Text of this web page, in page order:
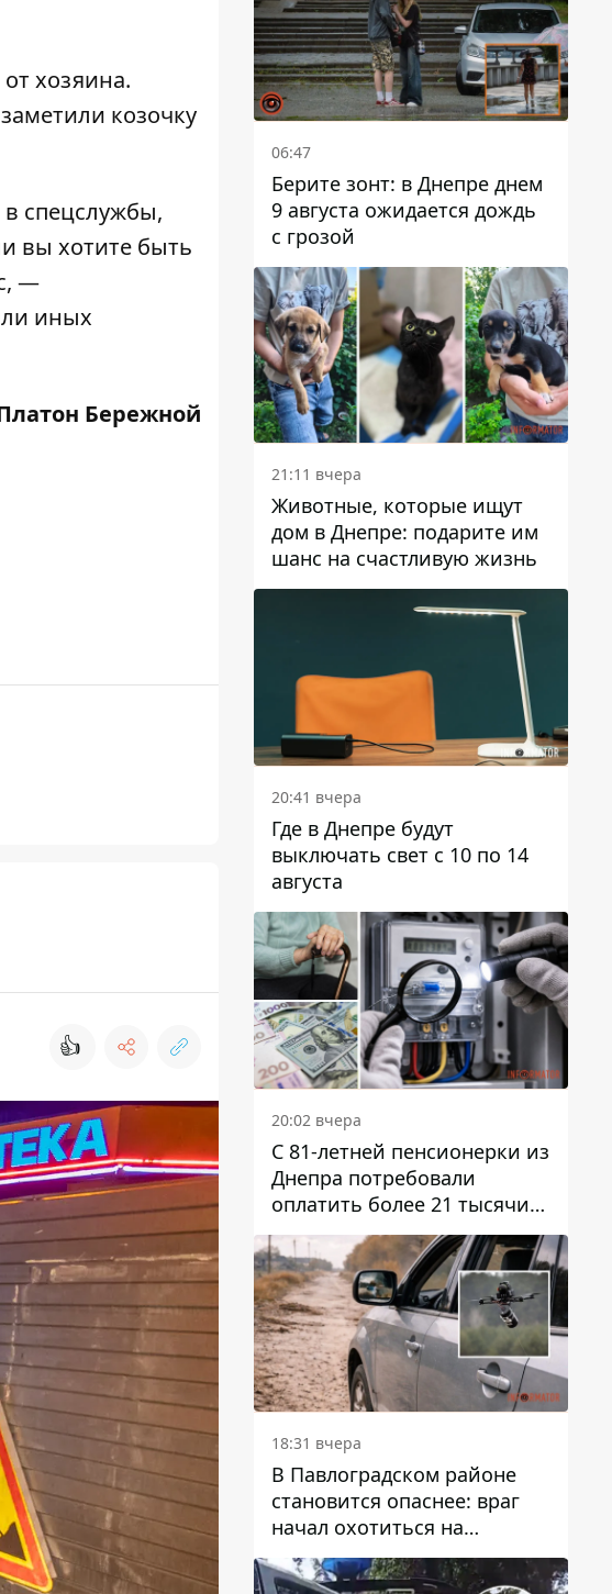
хозяина.
козочку
спецслужбы,
вы хотите быть
—
иных
Бережной
👍
06:47
Берите зонт: в Днепре днем ​​
9 августа ожидается дождь
с грозой
21:11 вчера
Животные, которые ищут
дом в Днепре: подарите им
шанс на счастливую жизнь
20:41 вчера
Где в Днепре будут
выключать свет с 10 по 14
августа
20:02 вчера
С 81-летней пенсионерки из
Днепра потребовали
оплатить более 21 тысячи
гривен за "вмешательство в
работу счетчика"
18:31 вчера
В Павлоградском районе
становится опаснее: враг
начал охотиться на
гражданский и военный
транспорт